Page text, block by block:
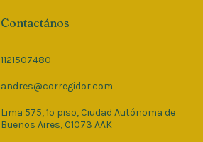
Contactános
1121507480
andres@corregidor.com
Lima 575, 1º piso, Ciudad Autónoma de
Buenos Aires, C1073 AAK